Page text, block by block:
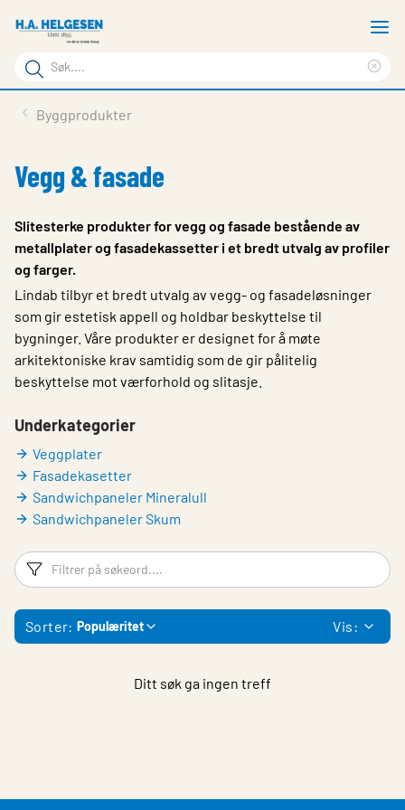
hovedinnhold
Søkeord
Søk
på
Vår kompetanse
Bærekraft
Kontakt oss
Choose languge
Byggprodukter
Vegg & fasade
Slitesterke produkter for vegg og fasade bestående av
metallplater og fasadekassetter i et bredt utvalg av profiler
og farger.
Lindab tilbyr et bredt utvalg av vegg- og fasadeløsninger
som gir estetisk appell og holdbar beskyttelse til
bygninger. Våre produkter er designet for å møte
arkitektoniske krav samtidig som de gir pålitelig
beskyttelse mot værforhold og slitasje.
Underkategorier
Veggplater
Fasadekasetter
Sandwichpaneler Mineralull
Sandwichpaneler Skum
Filtreringsord
Sorter: Populæritet Vis:
Ditt søk ga ingen treff